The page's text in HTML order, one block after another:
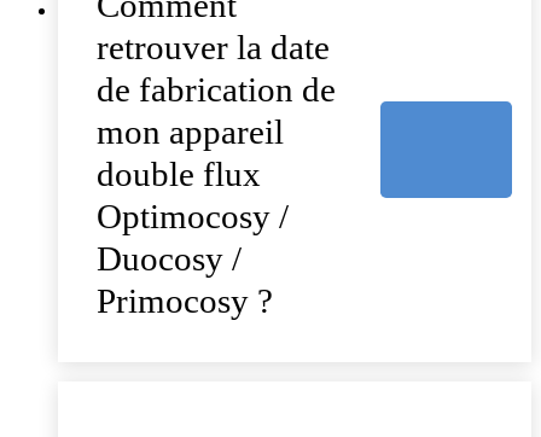
retrouver la date
de fabrication de
mon appareil
double flux
Optimocosy /
Duocosy /
Primocosy ?